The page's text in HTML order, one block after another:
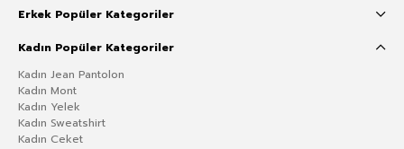
Erkek Popüler Kategoriler
Kadın Popüler Kategoriler
Kadın Jean Pantolon
Kadın Mont
Kadın Yelek
Kadın Sweatshirt
Kadın Ceket